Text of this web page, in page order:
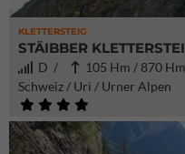
KLETTERSTEIG
STÄIBBER
D /
105 Hm / 870 Hm
Schweiz / Uri / Urner Alpen